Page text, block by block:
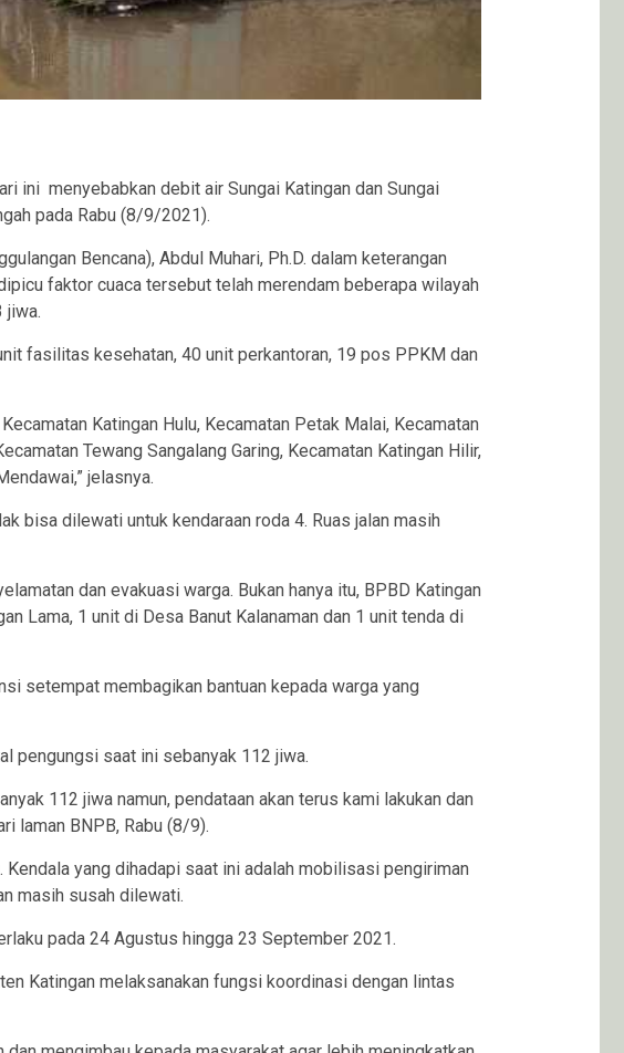
ini menyebabkan debit air Sungai Katingan dan Sungai
pada Rabu (8/9/2021).
Bencana), Abdul Muhari, Ph.D. dalam keterangan
faktor cuaca tersebut telah merendam beberapa wilayah
jiwa.
fasilitas kesehatan, 40 unit perkantoran, 19 pos PPKM dan
Katingan Hulu, Kecamatan Petak Malai, Kecamatan
Tewang Sangalang Garing, Kecamatan Katingan Hilir,
jelasnya.
bisa dilewati untuk kendaraan roda 4. Ruas jalan masih
dan evakuasi warga. Bukan hanya itu, BPBD Katingan
Lama, 1 unit di Desa Banut Kalanaman dan 1 unit tenda di
setempat membagikan bantuan kepada warga yang
pengungsi saat ini sebanyak 112 jiwa.
112 jiwa namun, pendataan akan terus kami lakukan dan
laman BNPB, Rabu (8/9).
yang dihadapi saat ini adalah mobilisasi pengiriman
masih susah dilewati.
pada 24 Agustus hingga 23 September 2021.
Katingan melaksanakan fungsi koordinasi dengan lintas